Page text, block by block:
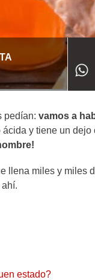
pedían: vamos a
y tiene un dejo
llena miles y miles
estado?